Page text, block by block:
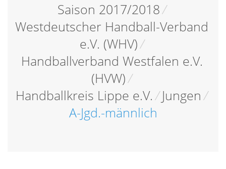
Saison 2017/2018/
Westdeutscher Handball-Verband
e.V. (WHV)/
Handballverband Westfalen e.V.
(HVW)/
Handballkreis Lippe e.V. / Jungen /
A-Jgd.-männlich